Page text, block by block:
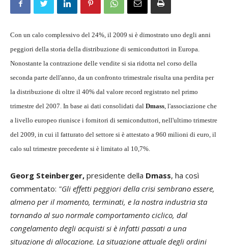
Con un calo complessivo del 24%, il 2009 si è dimostrato uno degli anni
peggiori della storia della distribuzione di semiconduttori in Europa.
Nonostante la contrazione delle vendite si sia ridotta nel corso della
seconda parte dell'anno, da un confronto trimestrale risulta una perdita per
la distribuzione di oltre il 40% dal valore record registrato nel primo
trimestre del 2007. In base ai dati consolidati dal Dmass, l'associazione che
a livello europeo riunisce i fornitori di semiconduttori, nell'ultimo trimestre
del 2009, in cui il fatturato del settore si è attestato a 960 milioni di euro, il
calo sul trimestre precedente si è limitato al 10,7%.
Georg Steinberger, presidente della Dmass, ha così
commentato: "Gli effetti peggiori della crisi sembrano essere,
almeno per il momento, terminati, e la nostra industria sta
tornando al suo normale comportamento ciclico, dal
congelamento degli acquisti si è infatti passati a una
situazione di allocazione. La situazione attuale degli ordini